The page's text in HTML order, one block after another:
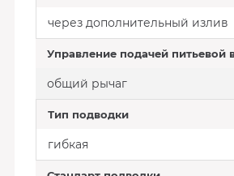
через дополнительный излив
Управление подачей питьевой
общий рычаг
Тип подводки
гибкая